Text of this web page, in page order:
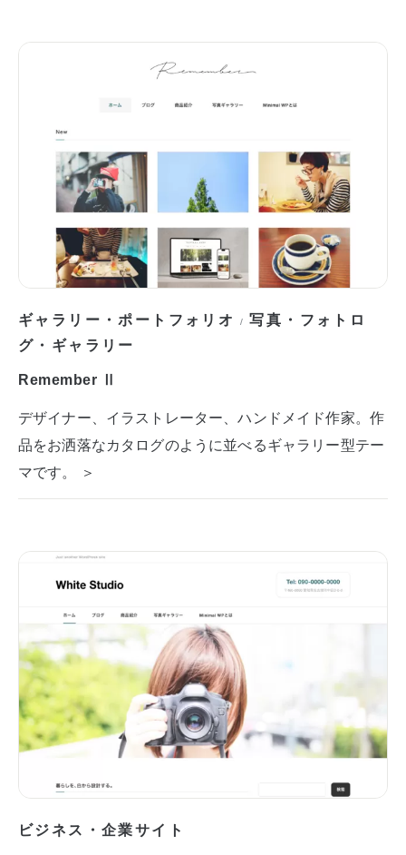
ギャラリー・ポートフォリオ /写真・フォトロ
グ・ギャラリー
Remember Ⅱ
デザイナー、イラストレーター、ハンドメイド作家。作
品をお洒落なカタログのように並べるギャラリー型テー
マです。 ＞
ビジネス・企業サイト